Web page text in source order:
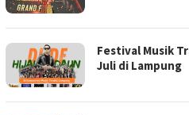
Festival Musik
Juli di Lampung